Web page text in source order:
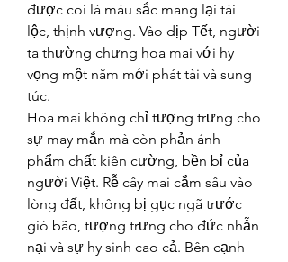
được coi là màu sắc mang lại tài
lộc, thịnh vượng. Vào dịp Tết, người
ta thường chưng hoa mai với hy
vọng một năm mới phát tài và sung
túc.
Hoa mai không chỉ tượng trưng cho
sự may mắn mà còn phản ánh
phẩm chất kiên cường, bền bỉ của
người Việt. Rễ cây mai cắm sâu vào
lòng đất, không bị gục ngã trước
gió bão, tượng trưng cho đức nhẫn
nại và sự hy sinh cao cả. Bên cạnh